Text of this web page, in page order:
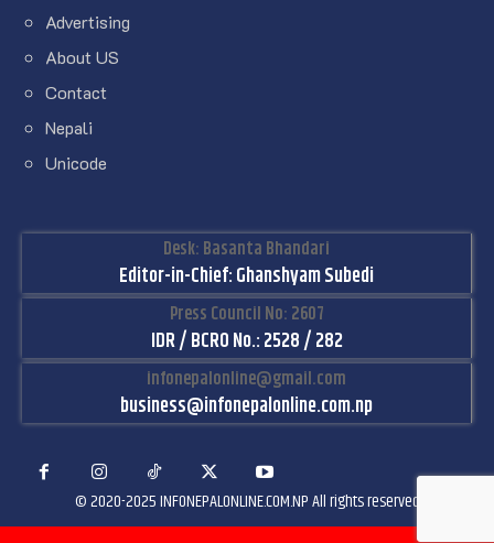
Advertising
About US
Contact
Nepali
Unicode
Desk: Basanta Bhandari
Editor-in-Chief: Ghanshyam Subedi
Press Council No: 2607
IDR / BCRO No.: 2528 / 282
infonepalonline@gmail.com
business@infonepalonline.com.np
© 2020-2025 INFONEPALONLINE.COM.NP All rights reserved